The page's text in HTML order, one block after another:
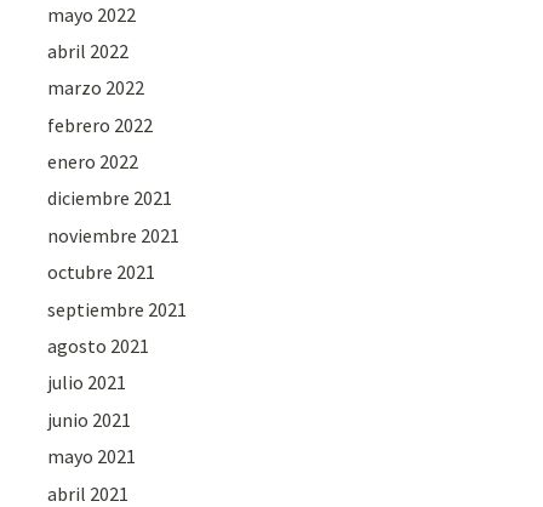
mayo 2022
abril 2022
marzo 2022
febrero 2022
enero 2022
diciembre 2021
noviembre 2021
octubre 2021
septiembre 2021
agosto 2021
julio 2021
junio 2021
mayo 2021
abril 2021